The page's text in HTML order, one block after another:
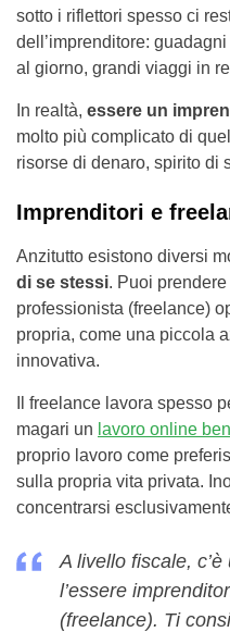
sotto i riflettori spesso ci
dell’imprenditore:
al giorno, grandi viaggi in
In realtà, essere un
molto più complicato di
risorse di denaro, spirito di
Imprenditori e
Anzitutto esistono diversi
di se stessi. Puoi
professionista (freelance)
propria, come una piccola
innovativa.
Il freelance lavora spesso
magari un lavoro online
proprio lavoro come
sulla propria vita privata.
concentrarsi
A livello fiscale,
l’essere
(freelance). Ti